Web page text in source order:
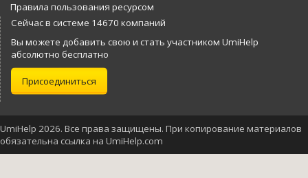
Правила пользования ресурсом
Сейчас в системе 14670 компаний
Вы можете добавить свою и стать участником UmiHelp
абсолютно бесплатно
Присоединиться
UmiHelp 2026. Все права защищены. При копирование материалов
обязательна ссылка на UmiHelp.com